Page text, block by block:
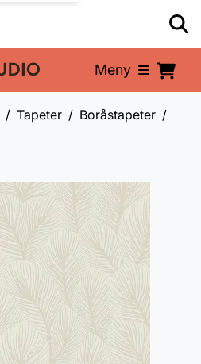
Meny
Tapeter
Boråstapeter